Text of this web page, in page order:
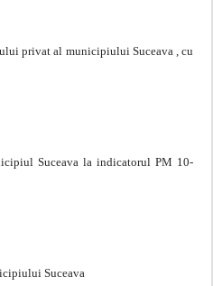
privat al municipiului Suceava , cu
Suceava la indicatorul PM 10-
Suceava